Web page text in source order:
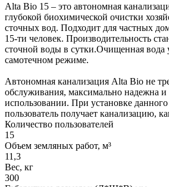
Alta Bio 15 – это автономная
глубокой биохимической очистки
сточных вод. Подходит для частных
15-ти человек. Производительность
сточной воды в сутки.Очищенная вода
самотечном режиме.
Автономная канализация Alta Bio не
обслуживания, максимально надежна и
использовании. При установке
пользователь получает канализацию,
Количество пользователей
15
Объем земляных работ, м³
11,3
Вес, кг
300